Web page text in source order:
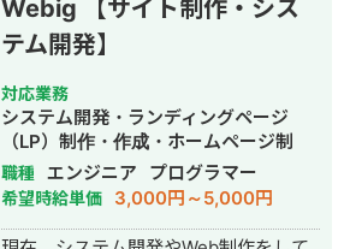
Webig 【サイト制作・シス
テム開発】
対応業務
システム開発・ランディングページ
（LP）制作・作成・ホームページ制
作・作成・営業代行・AI活用
職種 エンジニア プログラマー
希望時給単価 3,000円～5,000円